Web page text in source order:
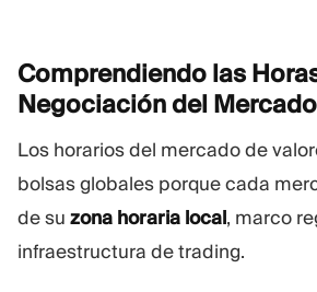
Comprendiendo las
Negociación del
Los horarios del mercado de
bolsas globales porque cada
de su zona horaria local, marco
infraestructura de trading.